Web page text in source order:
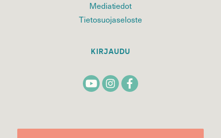
Mediatiedot
Tietosuojaseloste
KIRJAUDU